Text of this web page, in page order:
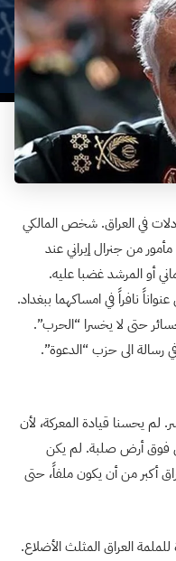
في العراق. شخص المالكي
من جنرال إيراني عند
أو المرشد غضبا عليه.
نافراً في امساكهما ببغداد.
حتى لا يخسرا “الحرب”.
رسالة الى حزب “الدعوة”.
لم يحسنا قيادة المعركة، لأن
أرض صلبة. لم يكن
أكبر من أن يكون ملفاً، حتى
العراق المثلث الأضلاع.